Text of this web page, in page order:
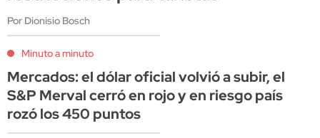
Por Dionisio Bosch
Minuto a minuto
Mercados: el dólar oficial volvió a subir, el
S&P Merval cerró en rojo y en riesgo país
rozó los 450 puntos